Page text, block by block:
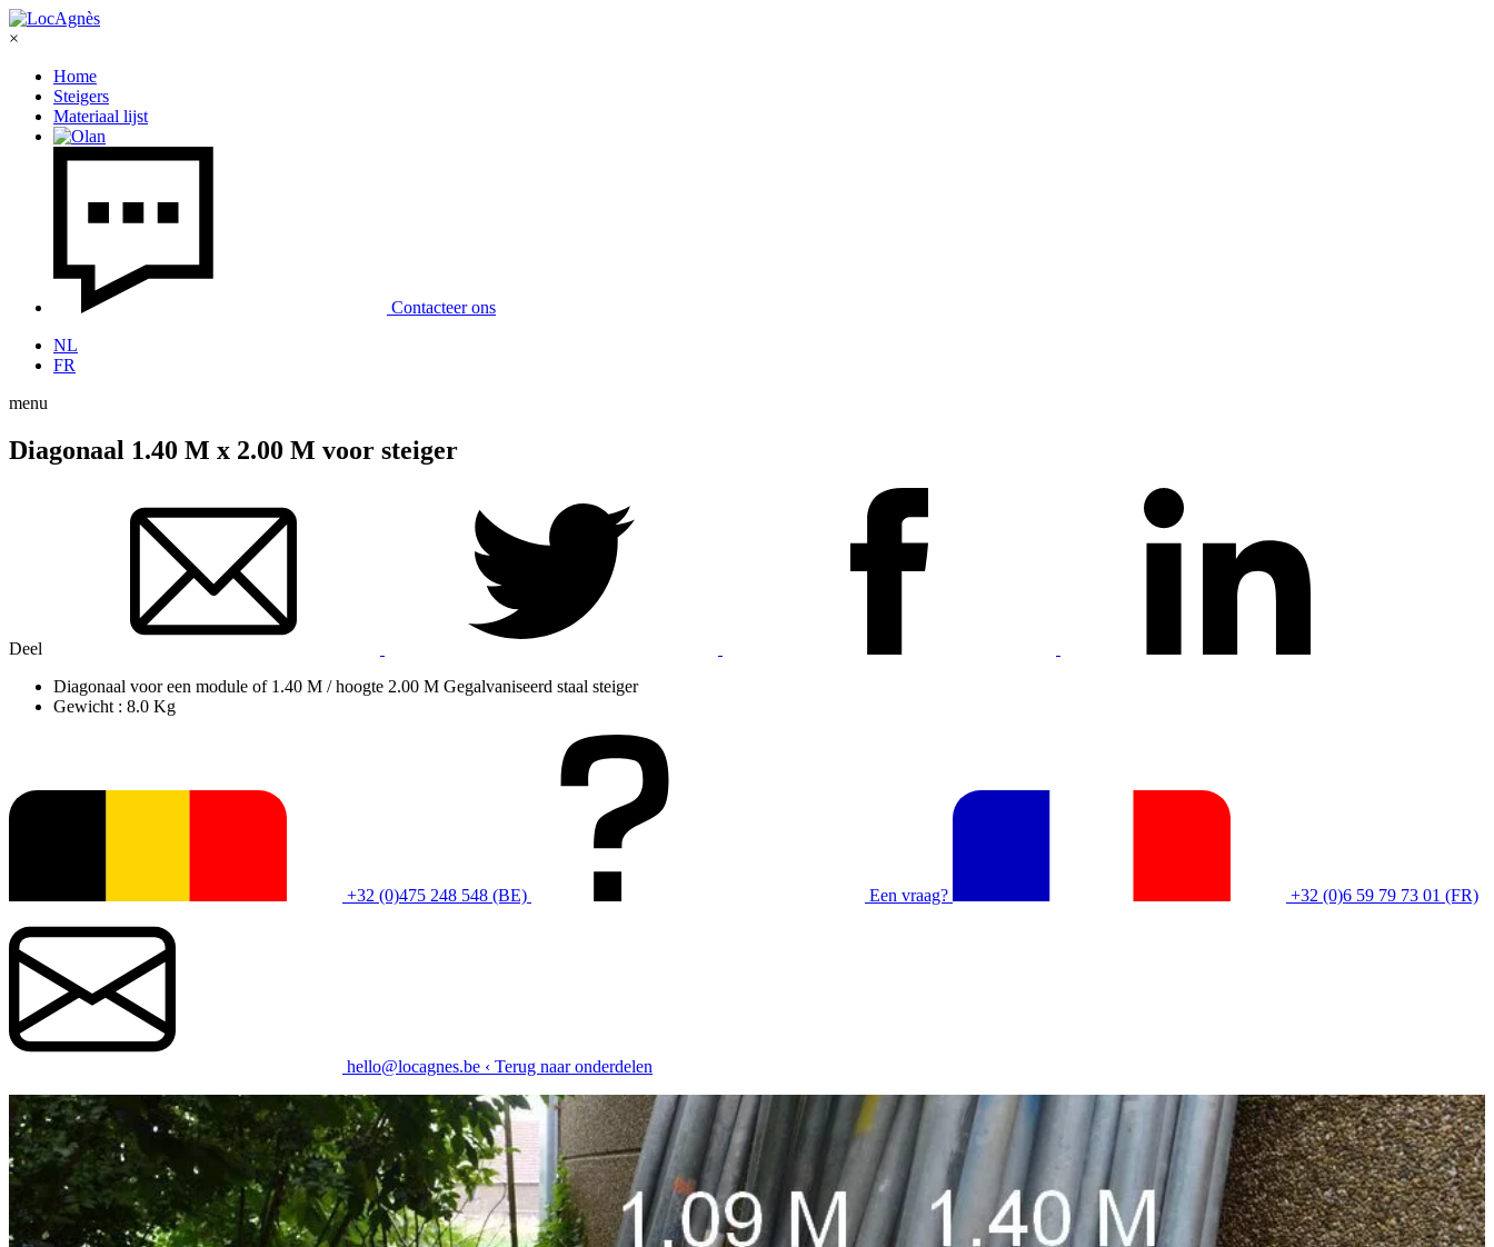
×
Home
Steigers
Materiaal lijst
Contacteer ons
NL
FR
menu
Diagonaal 1.40 M x 2.00 M voor steiger
Deel
Diagonaal voor een module of 1.40 M / hoogte 2.00 M Gegalvaniseerd staal steiger
Gewicht : 8.0 Kg
+32 (0)475 248 548 (BE) Een vraag? +32 (0)6 59 79 73 01 (FR)
hello@locagnes.be ‹ Terug naar onderdelen